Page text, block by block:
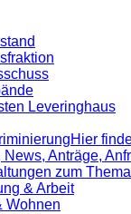
Leveringhaus
Hier
News, Anträge,
zum
& Arbeit
Wohnen